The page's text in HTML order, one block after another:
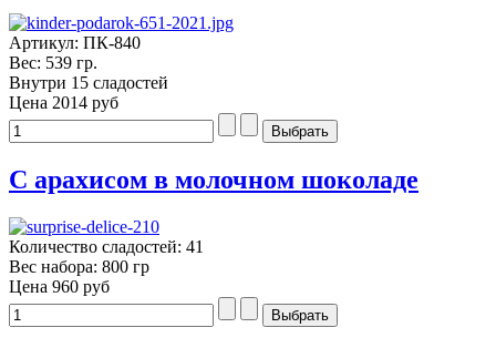
Артикул: ПК-840
Вес: 539 гр.
Внутри 15 сладостей
Цена 2014 руб
С арахисом в молочном шоколаде
Количество сладостей: 41
Вес набора: 800 гр
Цена 960 руб